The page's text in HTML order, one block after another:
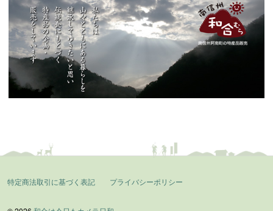
特定商法取引に基づく表記 プライバシーポリシー